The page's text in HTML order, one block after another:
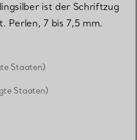
ist der Schriftzug
Perlen, 7 bis 7,5 mm.
Staaten)
Staaten)